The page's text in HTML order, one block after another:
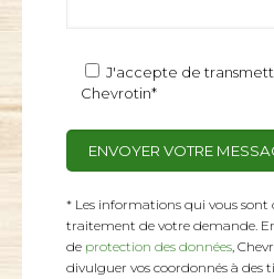
J'accepte de
Chevrotin*
* Les informations qui vous sont
traitement de votre demande.
de protection des données,
divulguer vos coordonnés à des